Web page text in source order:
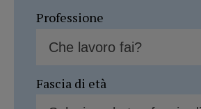
Professione
Fascia di età